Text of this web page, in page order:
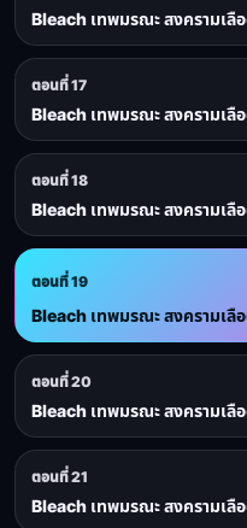
Bleach เทพมรณะ สงครามเ
ตอนที่ 17
Bleach เทพมรณะ สงครามเลื
ตอนที่ 18
Bleach เทพมรณะ สงครามเ
ตอนที่ 19
Bleach เทพมรณะ สงครามเ
ตอนที่ 20
Bleach เทพมรณะ สงครามเ
ตอนที่ 21
Bleach เทพมรณะ สงครามเลื